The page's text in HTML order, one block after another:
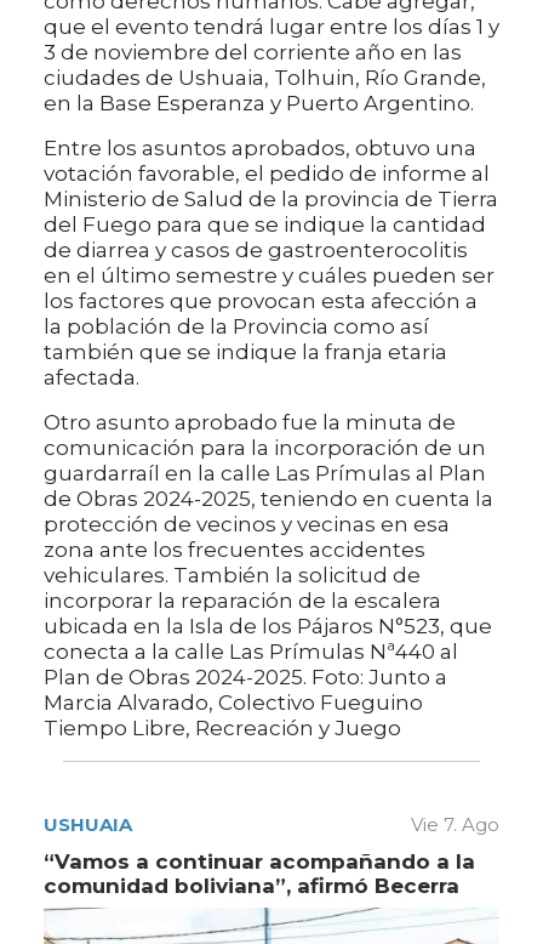
que el evento tendrá lugar entre los días 1 y
3 de noviembre del corriente año en las
ciudades de Ushuaia, Tolhuin, Río Grande,
en la Base Esperanza y Puerto Argentino.
Entre los asuntos aprobados, obtuvo una
votación favorable, el pedido de informe al
Ministerio de Salud de la provincia de Tierra
del Fuego para que se indique la cantidad
de diarrea y casos de gastroenterocolitis
en el último semestre y cuáles pueden ser
los factores que provocan esta afección a
la población de la Provincia como así
también que se indique la franja etaria
afectada.
Otro asunto aprobado fue la minuta de
comunicación para la incorporación de un
guardarraíl en la calle Las Prímulas al Plan
de Obras 2024-2025, teniendo en cuenta la
protección de vecinos y vecinas en esa
zona ante los frecuentes accidentes
vehiculares. También la solicitud de
incorporar la reparación de la escalera
ubicada en la Isla de los Pájaros N°523, que
conecta a la calle Las Prímulas Nª440 al
Plan de Obras 2024-2025. Foto: Junto a
Marcia Alvarado, Colectivo Fueguino
Tiempo Libre, Recreación y Juego
USHUAIA Vie 7. Ago
“Vamos a continuar acompañando a la
comunidad boliviana”, afirmó Becerra